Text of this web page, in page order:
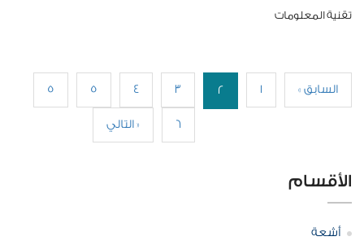
تقنية المعلومات
« السابق 1
2
3
4
5
5
6 التالي »
الأقسام
أشعة